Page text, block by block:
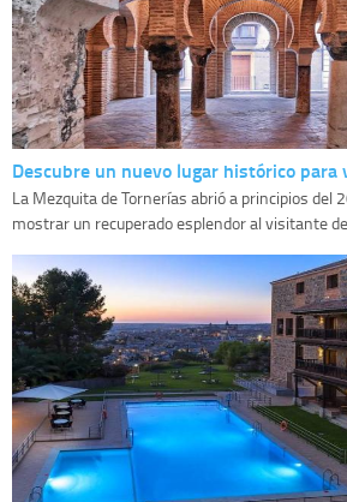
Descubre un nuevo lugar histórico para
La Mezquita de Tornerías abrió a principios del
mostrar un recuperado esplendor al visitante de